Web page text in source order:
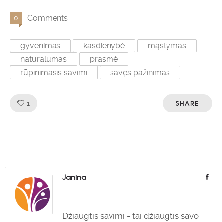
0 Comments
gyvenimas kasdienybė
mąstymas
natūralumas
prasmė
rūpinimasis savimi
savęs pažinimas
1 SHARE
Janina
Džiaugtis savimi - tai džiaugtis savo